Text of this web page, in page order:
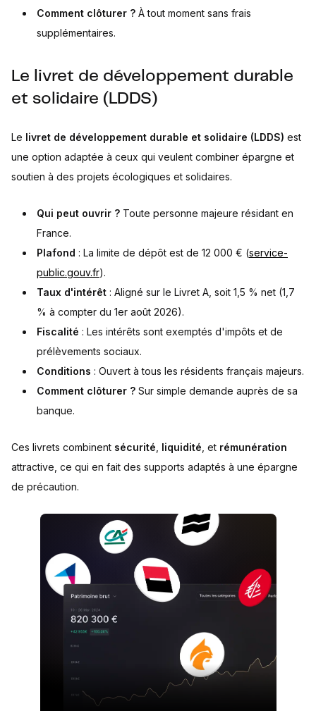
Comment clôturer ? À tout moment sans frais
supplémentaires.
Le livret de développement durable
et solidaire (LDDS)
Le livret de développement durable et solidaire (LDDS) est
une option adaptée à ceux qui veulent combiner épargne et
soutien à des projets écologiques et solidaires.
Qui peut ouvrir ? Toute personne majeure résidant en
France.
Plafond : La limite de dépôt est de 12 000 € (service-
public.gouv.fr).
Taux d'intérêt : Aligné sur le Livret A, soit 1,5 % net (1,7
% à compter du 1er août 2026).
Fiscalité : Les intérêts sont exemptés d'impôts et de
prélèvements sociaux.
Conditions : Ouvert à tous les résidents français majeurs.
Comment clôturer ? Sur simple demande auprès de sa
banque.
Ces livrets combinent sécurité liquidité , et rémunération
attractive, ce qui en fait des supports adaptés à une épargne
de précaution.